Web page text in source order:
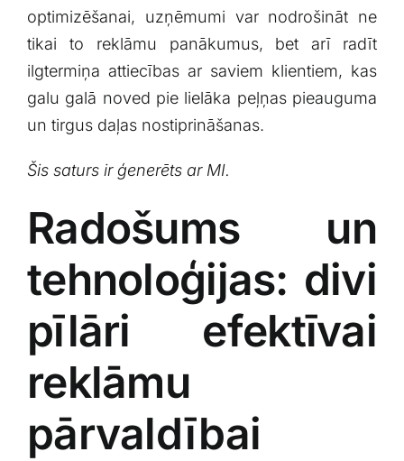
optimizēšanai, uzņēmumi var nodrošināt ne⁤
tikai to ⁢reklāmu panākumus,​ bet arī radīt
ilgtermiņa attiecības ar saviem klientiem,⁣ kas
galu ‍galā noved‌ pie lielāka‍ peļņas pieauguma
un⁣ tirgus ⁢daļas nostiprināšanas.
Šis saturs⁣ ir ⁢ģenerēts ar​ MI.
Radošums un
tehnoloģijas: divi‌
pīlāri efektīvai
reklāmu
pārvaldībai